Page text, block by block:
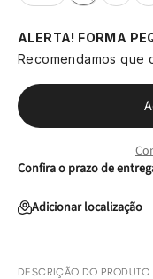
ALERTA! FORMA
Recomendamos que
Confira o prazo de
Adicionar localização
DESCRIÇÃO DO PRODUTO